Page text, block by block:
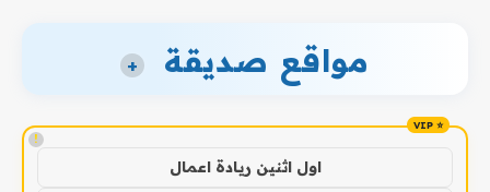
مواقع صديقة +
!
اول اثنين ريادة اعمال